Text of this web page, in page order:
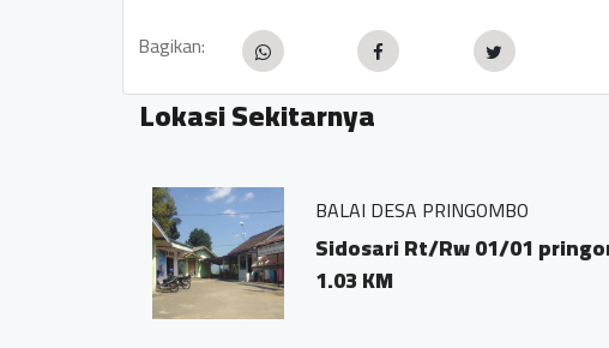
Bagikan:
Lokasi Sekitarnya
BALAI DESA PRINGOMBO
Sidosari Rt/Rw 01/01
1.03 KM